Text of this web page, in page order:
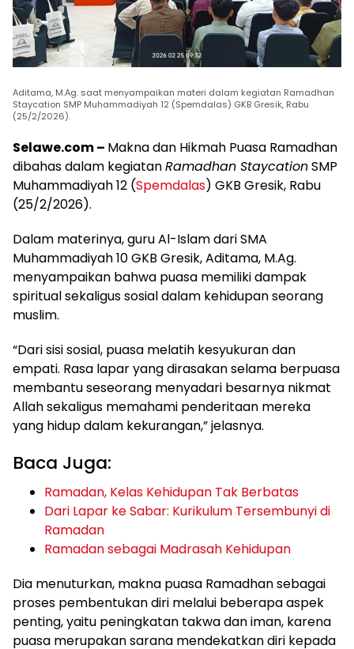
Aditama, M.Ag. saat menyampaikan materi dalam kegiatan Ramadhan
Staycation SMP Muhammadiyah 12 (Spemdalas) GKB Gresik, Rabu
(25/2/2026).
Selawe.com – Makna dan Hikmah Puasa Ramadhan
dibahas dalam kegiatanRamadhan StaycationSMP
Muhammadiyah 12 (Spemdalas) GKB Gresik, Rabu
(25/2/2026).
Dalam materinya, guru Al-Islam dari SMA
Muhammadiyah 10 GKB Gresik, Aditama, M.Ag.
menyampaikan bahwa puasa memiliki dampak
spiritual sekaligus sosial dalam kehidupan seorang
muslim.
“Dari sisi sosial, puasa melatih kesyukuran dan
empati. Rasa lapar yang dirasakan selama berpuasa
membantu seseorang menyadari besarnya nikmat
Allah sekaligus memahami penderitaan mereka
yang hidup dalam kekurangan,” jelasnya.
Baca Juga:
Ramadan, Kelas Kehidupan Tak Berbatas
Dari Lapar ke Sabar: Kurikulum Tersembunyi di
Ramadan
Ramadan sebagai Madrasah Kehidupan
Dia menuturkan, makna puasa Ramadhan sebagai
proses pembentukan diri melalui beberapa aspek
penting, yaitu peningkatan takwa dan iman, karena
puasa merupakan sarana mendekatkan diri kepada